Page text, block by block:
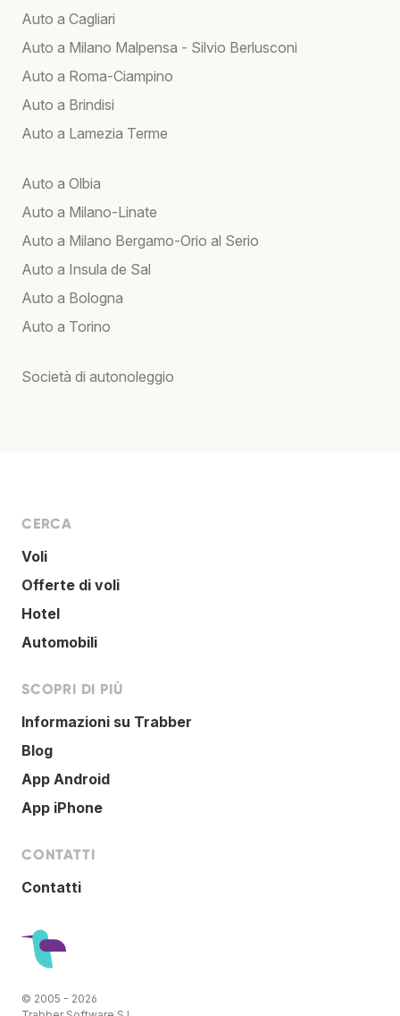
Auto a Cagliari
Auto a Milano Malpensa - Silvio Berlusconi
Auto a Roma-Ciampino
Auto a Brindisi
Auto a Lamezia Terme
Auto a Olbia
Auto a Milano-Linate
Auto a Milano Bergamo-Orio al Serio
Auto a Insula de Sal
Auto a Bologna
Auto a Torino
Società di autonoleggio
CERCA
Voli
Offerte di voli
Hotel
Automobili
SCOPRI DI PIÙ
Informazioni su Trabber
Blog
App Android
App iPhone
CONTATTI
Contatti
© 2005 - 2026